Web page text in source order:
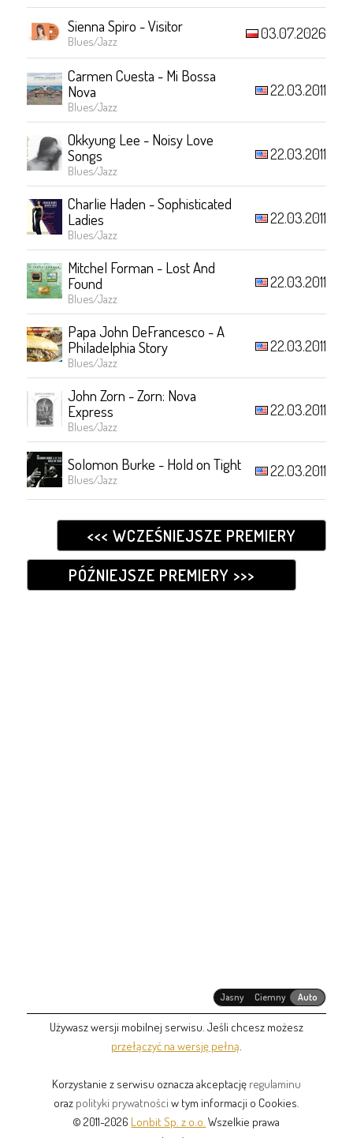
Sienna Spiro - Visitor
Blues/Jazz 03.07.2026
Carmen Cuesta - Mi Bossa
Nova
Blues/Jazz
22.03.2011
Okkyung Lee - Noisy Love
Songs
Blues/Jazz
22.03.2011
Charlie Haden - Sophisticated
Ladies
Blues/Jazz
22.03.2011
Mitchel Forman - Lost And
Found
Blues/Jazz
22.03.2011
Papa John DeFrancesco - A
Philadelphia Story
Blues/Jazz
22.03.2011
John Zorn - Zorn: Nova
Express
Blues/Jazz
22.03.2011
Solomon Burke - Hold on Tight
Blues/Jazz 22.03.2011
<<< WCZEŚNIEJSZE PREMIERY
PÓŹNIEJSZE PREMIERY >>>
Jasny Ciemny Auto
Używasz wersji mobilnej serwisu. Jeśli chcesz możesz
przełączyć na wersję pełną
Korzystanie z serwisu oznacza akceptację regulaminu
oraz polityki prywatności w tym informacji o Cookies.
© 2011-2026 Lonbit Sp. z o.o. Wszelkie prawa